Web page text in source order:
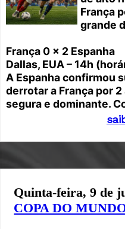
França
grande
França 0 x 2 Espanha
Dallas, EUA – 14h
A Espanha confirmou
derrotar a França por
segura e dominante.
Quinta-feira, 9 de
COPA DO